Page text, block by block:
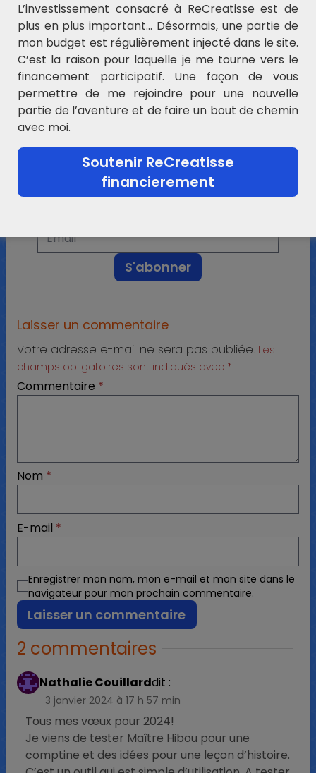
Intelligence artificielle qui enrichit
l'éducation. Il soutient les
enseignants, les parents, éveille la
curiosité des enfants et peut apporter son aide
pour les devoirs, rendant l'apprentissage amusant
et accessible.
Essayer Maître Hibou
L'actualité ReCreatisse
Laisser un commentaire
Votre adresse e-mail ne sera pas publiée. Les
champs obligatoires sont indiqués avec *
Commentaire *
Nom *
E-mail *
Enregistrer mon nom, mon e-mail et mon site dans le
navigateur pour mon prochain commentaire.
2 commentaires
Nathalie Couillarddit :
3 janvier 2024 à 17 h 57 min
Tous mes vœux pour 2024!
Je viens de tester Maître Hibou pour une
comptine et des idées pour une leçon d’histoire.
L’investissement consacré à ReCreatisse est de
plus en plus important… Désormais, une partie de
mon budget est régulièrement injecté dans le site.
C’est la raison pour laquelle je me tourne vers le
financement participatif. Une façon de vous
permettre de me rejoindre pour une nouvelle
partie de l’aventure et de faire un bout de chemin
avec moi.
Soutenir ReCreatisse
financierement